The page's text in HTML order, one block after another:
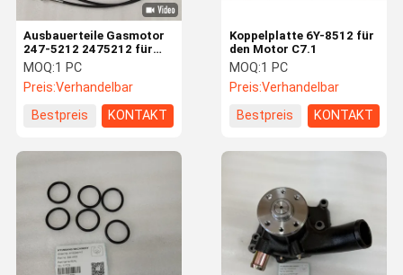
Koppelplatte 6Y-8512 für
den Motor C7.1
MOQ:1 PC
Preis:Verhandelbar
Bestpreis
KONTAKT
Ausbauerteile Gasmotor
247-5212 2475212 für
320C L 320D
MOQ:1 PC
Preis:Verhandelbar
Bestpreis
KONTAKT